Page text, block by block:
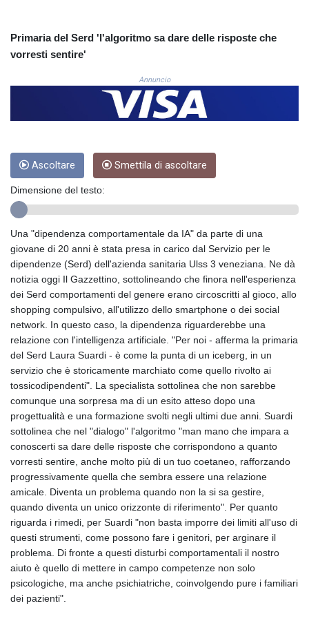
CRC 525.509359
CVE 110.646682
CZK 24.258158
DJF 205.46888
DZD 153.688625
EGP 57.293288
FKP 0.859288
GBP 0.856968
GEL 3.017966
GGP 0.859288
GHS 13.596606
GIP 0.859288
GMD 84.980421
GNF
10145.090599
GTQ 8.820142
GYD 241.849406
HKD 9.067746
HNL 31.077375
HRK 7.536622
HTG 151.150865
HUF 363.096405
IDR
20580.370421
ILS 3.468234
IMP 0.859288
INR 109.992259
IQD
1515.115748
IRR
Primaria del Serd 'l'algoritmo sa dare delle risposte che
vorresti sentire'
Annuncio
Ascoltare Smettila di ascoltare
Dimensione del testo:
Una "dipendenza comportamentale da IA" da parte di una
giovane di 20 anni è stata presa in carico dal Servizio per le
dipendenze (Serd) dell'azienda sanitaria Ulss 3 veneziana. Ne dà
notizia oggi Il Gazzettino, sottolineando che finora nell'esperienza
dei Serd comportamenti del genere erano circoscritti al gioco, allo
shopping compulsivo, all'utilizzo dello smartphone o dei social
network. In questo caso, la dipendenza riguarderebbe una
relazione con l'intelligenza artificiale. "Per noi - afferma la primaria
del Serd Laura Suardi - è come la punta di un iceberg, in un
servizio che è storicamente marchiato come quello rivolto ai
tossicodipendenti". La specialista sottolinea che non sarebbe
comunque una sorpresa ma di un esito atteso dopo una
progettualità e una formazione svolti negli ultimi due anni. Suardi
sottolinea che nel "dialogo" l'algoritmo "man mano che impara a
conoscerti sa dare delle risposte che corrispondono a quanto
vorresti sentire, anche molto più di un tuo coetaneo, rafforzando
progressivamente quella che sembra essere una relazione
amicale. Diventa un problema quando non la si sa gestire,
quando diventa un unico orizzonte di riferimento". Per quanto
riguarda i rimedi, per Suardi "non basta imporre dei limiti all'uso di
questi strumenti, come possono fare i genitori, per arginare il
problema. Di fronte a questi disturbi comportamentali il nostro
aiuto è quello di mettere in campo competenze non solo
psicologiche, ma anche psichiatriche, coinvolgendo pure i familiari
dei pazienti".